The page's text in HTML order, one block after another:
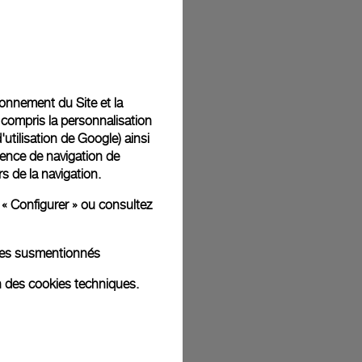
d'illustration. Les coloris et tailles peuvent varier par rapport
du Site et la
la personnalisation
de Google) ainsi
de navigation de
de la navigation.
Configurer » ou consultez
susmentionnés
des cookies techniques.